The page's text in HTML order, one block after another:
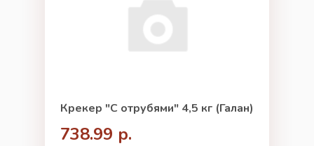
Крекер "С отрубями" 4,5 кг (Галан)
738.99 р.